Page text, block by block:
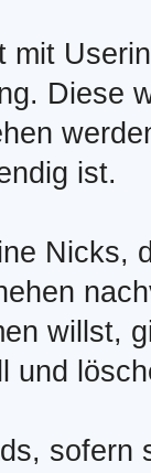
mit
Diese
ist.
Nicks,
willst,
und
sofern